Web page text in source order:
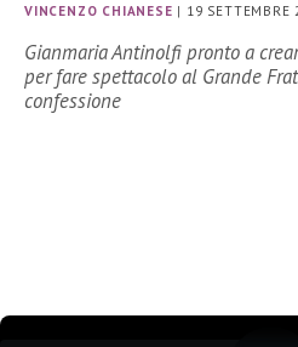
VINCENZO CHIANESE | 19 SETTEMBRE
Gianmaria Antinolfi pronto a
per fare spettacolo al Grande
confessione